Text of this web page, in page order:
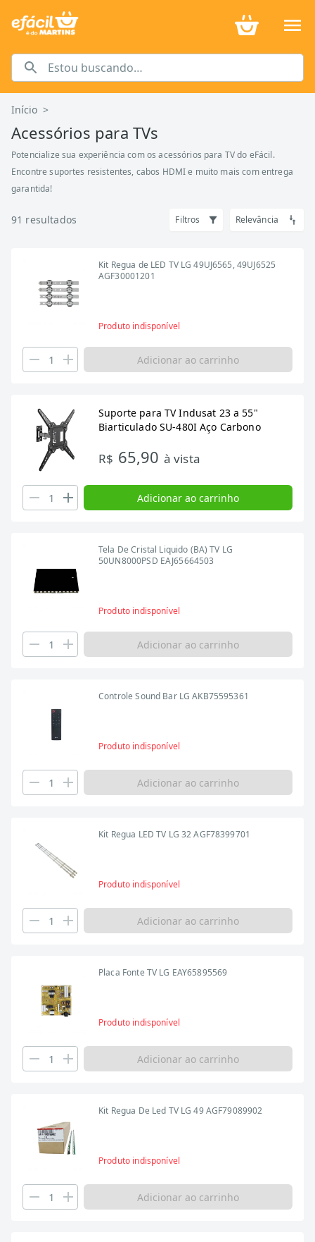
Início >
Acessórios para TVs
Potencialize sua experiência com os acessórios para TV do eFácil.
Encontre suportes resistentes, cabos HDMI e muito mais com entrega
garantida!
91 resultados Filtros Relevância
Kit Regua de LED TV LG 49UJ6565, 49UJ6525
AGF30001201
Produto indisponível
Adicionar ao carrinho
Suporte para TV Indusat 23 a 55"
Biarticulado SU-480I Aço Carbono
R$ 65,90 à vista
Adicionar ao carrinho
Tela De Cristal Liquido (BA) TV LG
50UN8000PSD EAJ65664503
Produto indisponível
Adicionar ao carrinho
Controle Sound Bar LG AKB75595361
Produto indisponível
Adicionar ao carrinho
Kit Regua LED TV LG 32 AGF78399701
Produto indisponível
Adicionar ao carrinho
Placa Fonte TV LG EAY65895569
Produto indisponível
Adicionar ao carrinho
Kit Regua De Led TV LG 49 AGF79089902
Produto indisponível
Adicionar ao carrinho